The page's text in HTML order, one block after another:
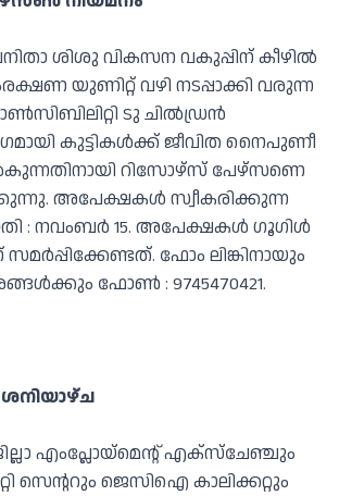
ശിശു വികസന വകുപ്പിന്‌ കീഴിൽ
യുണിറ്റ്‌ വഴി നടപ്പാക്കി വരുന്ന
ടു ചിൽഡ്രൻ
കുട്ടികൾക്ക്‌ ജീവിത നൈപുണീ
റിസോഴ്‌സ് പേഴ്‌സണെ
അപേക്ഷകൾ സ്വീകരിക്കുന്ന
: നവംബർ 15. അപേക്ഷകൾ ഗൂഗിൾ
ഫോം ലിങ്കിനായും
ഫോൺ : 9745470421.
എംപ്ലോയ്‌മെന്റ് എക്‌സ്‌ചേഞ്ചും
സെന്ററും ജെസിഐ കാലിക്കറ്റും